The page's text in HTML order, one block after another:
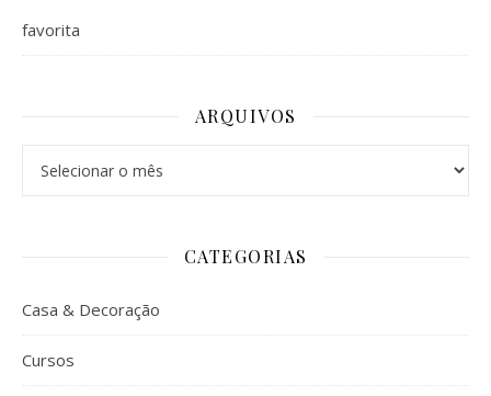
favorita
ARQUIVOS
CATEGORIAS
Casa & Decoração
Cursos